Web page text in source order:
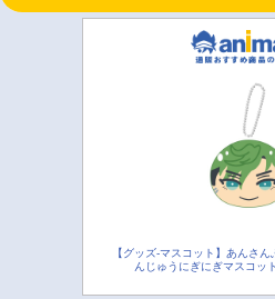
【グッズ-マスコット】あんさ
んじゅうにぎにぎマスコッ